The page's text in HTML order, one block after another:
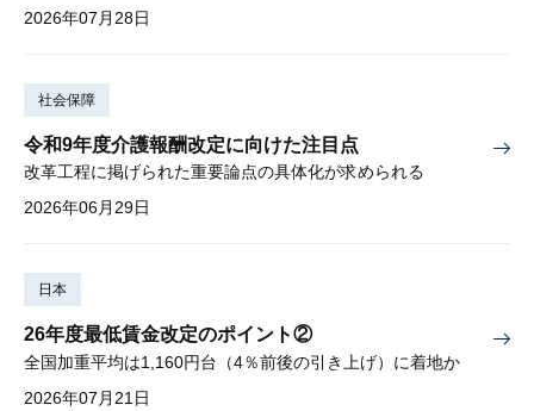
2026年07月28日
社会保障
令和9年度介護報酬改定に向けた注目点
改革工程に掲げられた重要論点の具体化が求められる
2026年06月29日
日本
26年度最低賃金改定のポイント②
全国加重平均は1,160円台（4％前後の引き上げ）に着地か
2026年07月21日